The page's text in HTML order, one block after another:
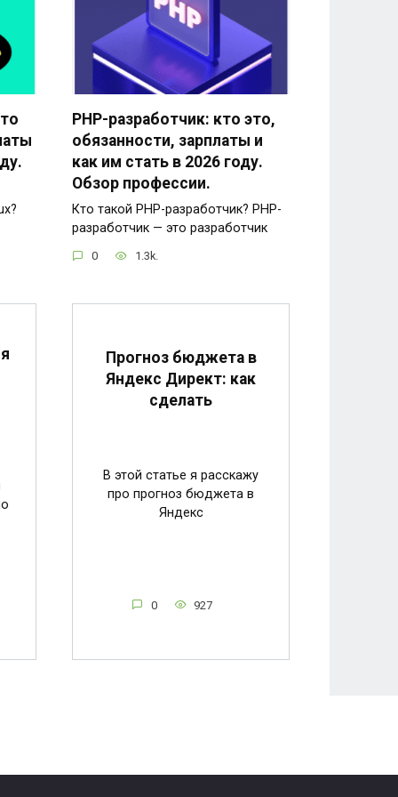
PHP-разработчик: кто это,
обязанности, зарплаты и
как им стать в 2026 году.
Обзор профессии.
Кто такой PHP-разработчик? PHP-
разработчик — это разработчик
0 1.3k.
Прогноз бюджета в
Яндекс Директ: как
сделать
В этой статье я расскажу
про прогноз бюджета в
Яндекс
0 927